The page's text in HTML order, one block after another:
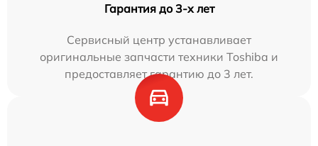
Гарантия до 3-х лет
Сервисный центр устанавливает
оригинальные запчасти техники Toshiba и
предоставляет гарантию до 3 лет.